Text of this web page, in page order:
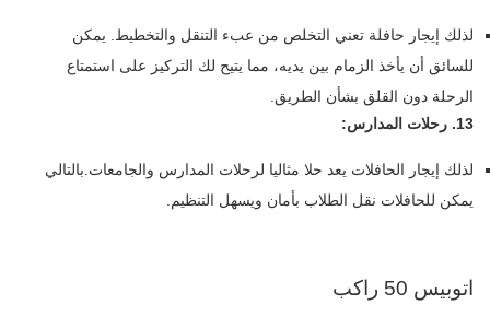
لذلك إيجار حافلة تعني التخلص من عبء التنقل والتخطيط. يمكن
للسائق أن يأخذ الزمام بين يديه، مما يتيح لك التركيز على استمتاع
الرحلة دون القلق بشأن الطريق.
13. رحلات المدارس:
لذلك إيجار الحافلات يعد حلا مثاليا لرحلات المدارس والجامعات.بالتالي
يمكن للحافلات نقل الطلاب بأمان ويسهل التنظيم.
اتوبيس 50 راكب